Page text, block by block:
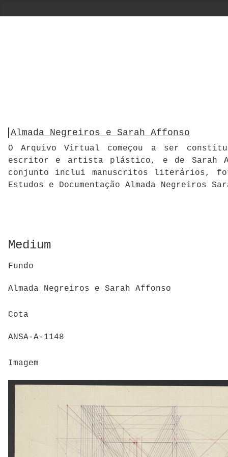
Almada Negreiros e Sarah Affonso
O Arquivo Virtual começou a ser
escritor e artista plástico, e de Sarah
conjunto inclui manuscritos literários,
Estudos e Documentação Almada Negreiros
Medium
Fundo
Almada Negreiros e Sarah Affonso
Cota
ANSA-A-1148
Imagem